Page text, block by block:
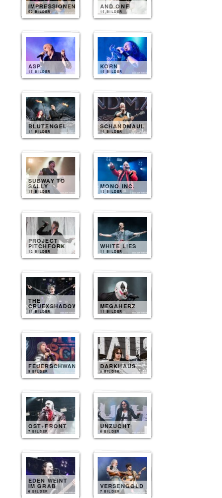
IMPRESSIONEN
52 BILDER
AND ONE
15 BILDER
ASP
15 BILDER
KORN
15 BILDER
BLUTENGEL
14 BILDER
SCHANDMAUL
14 BILDER
SUBWAY TO
SALLY
15 BILDER
MONO INC.
13 BILDER
PROJECT
PITCHFORK
12 BILDER
WHITE LIES
11 BILDER
THE
CRUEXSHADOWS
11 BILDER
MEGAHERZ
11 BILDER
FEUERSCHWANZ
9 BILDER
DARKHAUS
8 BILDER
OST+FRONT
7 BILDER
UNZUCHT
6 BILDER
EDEN WEINT
IM GRAB
6 BILDER
VERSENGOLD
7 BILDER